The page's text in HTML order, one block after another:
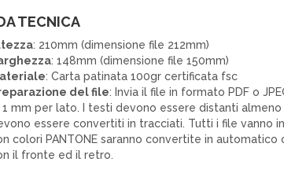
TECNICA
: 210mm (dimensione file 212mm)
: 148mm (dimensione file 150mm)
: Carta patinata 100gr certificata fsc
del file: Invia il file in formato PDF o
1 mm per lato. I testi devono essere distanti
essere convertiti in tracciati. Tutti i file vanno
colori PANTONE saranno convertite in
il fronte ed il retro.